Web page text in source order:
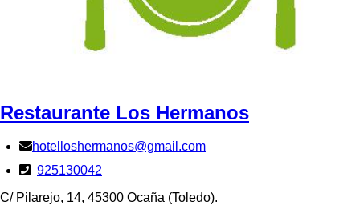
Restaurante Los Hermanos
hotelloshermanos@gmail.com
925130042
C/ Pilarejo, 14, 45300 Ocaña (Toledo).